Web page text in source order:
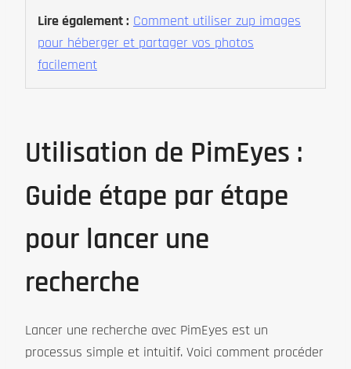
Lire également : Comment utiliser zup images
pour héberger et partager vos photos
facilement
Utilisation de PimEyes :
Guide étape par étape
pour lancer une
recherche
Lancer une recherche avec PimEyes est un
processus simple et intuitif. Voici comment procéder